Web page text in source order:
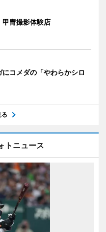
甲冑撮影体験店
コメダの「やわらかシロ
る
トニュース